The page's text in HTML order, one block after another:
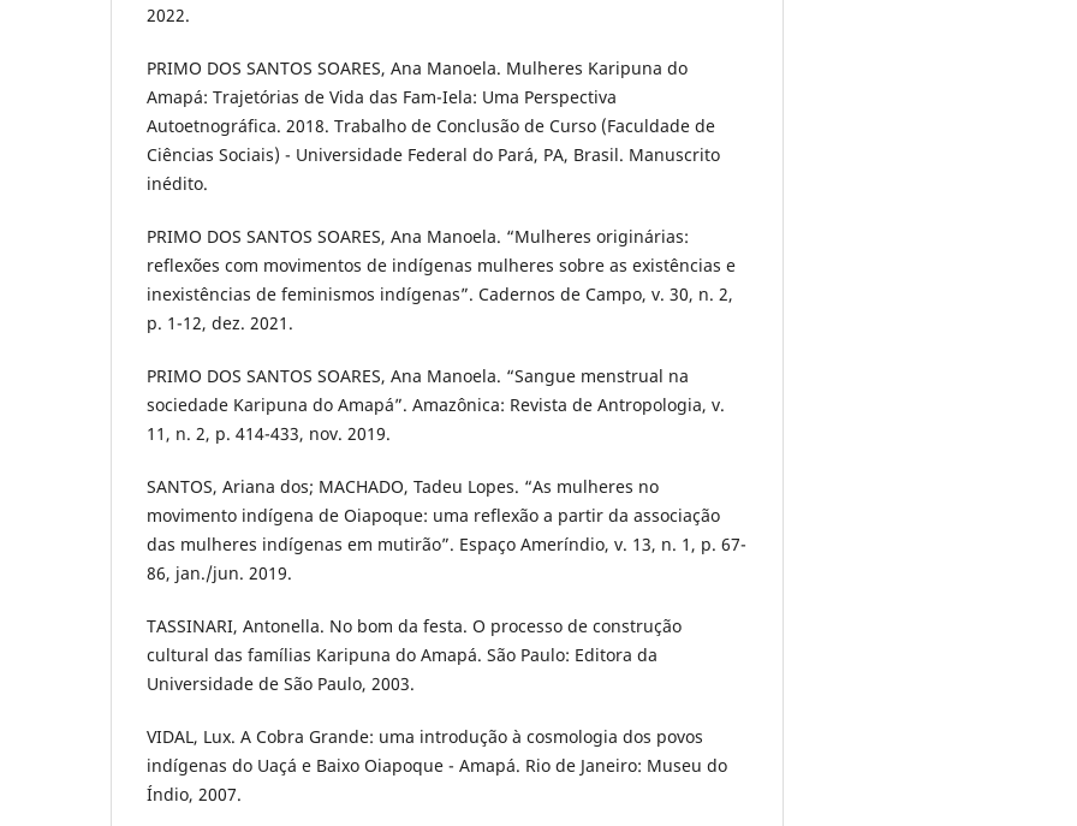
2022.
PRIMO DOS SANTOS SOARES, Ana Manoela. Mulheres Karipuna do
Amapá: Trajetórias de Vida das Fam-Iela: Uma Perspectiva
Autoetnográfica. 2018. Trabalho de Conclusão de Curso (Faculdade de
Ciências Sociais) - Universidade Federal do Pará, PA, Brasil. Manuscrito
inédito.
PRIMO DOS SANTOS SOARES, Ana Manoela. “Mulheres originárias:
reflexões com movimentos de indígenas mulheres sobre as existências e
inexistências de feminismos indígenas”. Cadernos de Campo, v. 30, n. 2,
p. 1-12, dez. 2021.
PRIMO DOS SANTOS SOARES, Ana Manoela. “Sangue menstrual na
sociedade Karipuna do Amapá”. Amazônica: Revista de Antropologia, v.
11, n. 2, p. 414-433, nov. 2019.
SANTOS, Ariana dos; MACHADO, Tadeu Lopes. “As mulheres no
movimento indígena de Oiapoque: uma reflexão a partir da associação
das mulheres indígenas em mutirão”. Espaço Ameríndio, v. 13, n. 1, p. 67-
86, jan./jun. 2019.
TASSINARI, Antonella. No bom da festa. O processo de construção
cultural das famílias Karipuna do Amapá. São Paulo: Editora da
Universidade de São Paulo, 2003.
VIDAL, Lux. A Cobra Grande: uma introdução à cosmologia dos povos
indígenas do Uaçá e Baixo Oiapoque - Amapá. Rio de Janeiro: Museu do
Índio, 2007.